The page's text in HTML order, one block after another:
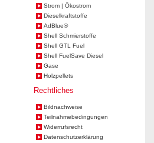
Strom | Ökostrom
Dieselkraftstoffe
AdBlue®
Shell Schmierstoffe
Shell GTL Fuel
Shell FuelSave Diesel
Gase
Holzpellets
Rechtliches
Bildnachweise
Teilnahmebedingungen
Widerrufsrecht
Datenschutzerklärung